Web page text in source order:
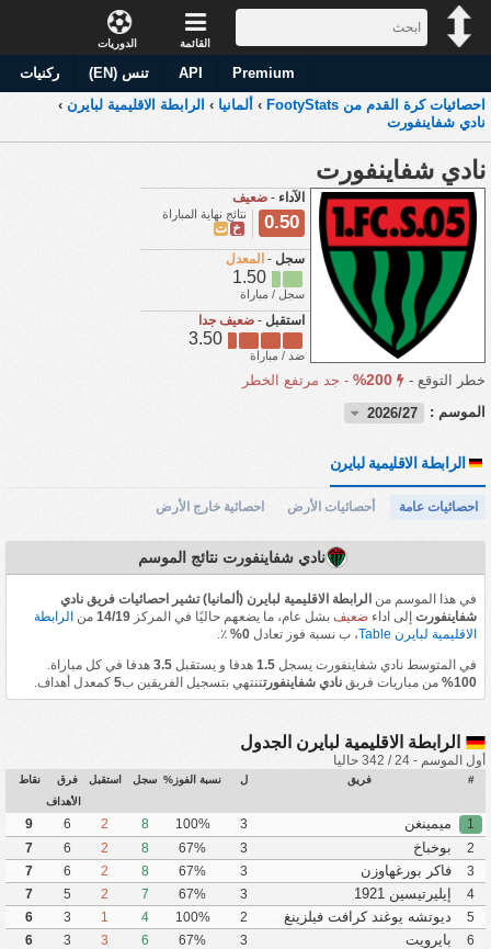
الدوريات القائمة
ركنيات تنس (EN) API
Premium
احصائيات كرة القدم من FootyStats
› ألمانيا › الرابطة الاقليمية لبايرن ›
نادي شفاينفورت
نادي شفاينفورت
الآداء - ضعيف
0.50 نتائج نهاية المباراة
خ ت
سجل - المعدل
1.50
سجل / مباراة
استقبل - ضعيف جدا
3.50
ضد / مباراة
خطر التوقع - 200%
- جد مرتفع الخطر
الموسم :
2026/27
الرابطة الاقليمية لبايرن
احصائيات عامة أحصائيات الأرض احصائية خارج الأرض
نادي شفاينفورت نتائج الموسم
في هذا الموسم من
الرابطة الاقليمية لبايرن (ألمانيا) تشير احصائيات فريق نادي
شفاينفورت
إلى اداءضعيف بشل عام، ما يضعهم حاليًا في المركز14/19 من
الرابطة
الاقليمية لبايرن Table
، ب نسبة فوز تعادل0% ٪.
في المتوسط نادي شفاينفورت يسجل1.5 هدفا و يستقبل3.5 هدفا في كل مباراة.
100%
من مباريات فريقنادي شفاينفورتتنتهي بتسجيل الفريقين ب5 كمعدل أهداف.
الرابطة الاقليمية لبايرن الجدول
أول الموسم - 24 / 342 حاليا
# فريق ل نسبة الفوز% سجل استقبل
فرق
الأهداف
نقاط
1 ميمينغن 3
100%
8
2
6
9
2
بوخباخ 3
67%
8
2
6
7
3
فاكر بورغهاوزن 3
67%
8
2
6
7
4
إيليرتيسين 1921 3
67%
7
2
5
7
5
ديوتشه يوغند كرافت فيلزينغ 2
100%
4
1
3
6
6
بايرويت 3
67%
6
3
3
6